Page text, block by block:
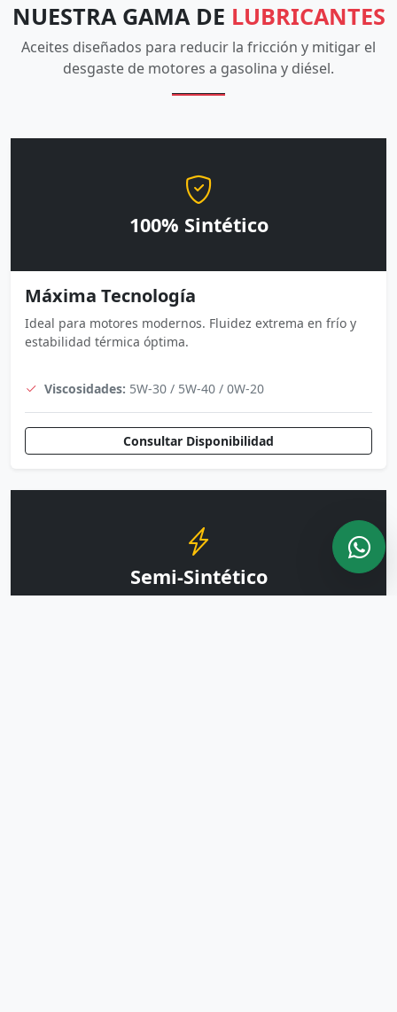
NUESTRA GAMA DE LUBRICANTES
Aceites diseñados para reducir la fricción y mitigar el
desgaste de motores a gasolina y diésel.
100% Sintético
Máxima Tecnología
Ideal para motores modernos. Fluidez extrema en frío y
estabilidad térmica óptima.
Viscosidades: 5W-30 / 5W-40 / 0W-20
Consultar Disponibilidad
Semi-Sintético